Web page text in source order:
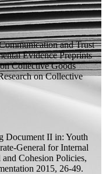
and Trust
Evidence Preprints
Collective Goods
on Collective
Document II in: Youth
General for Internal
Cohesion Policies,
2015, 26-49.